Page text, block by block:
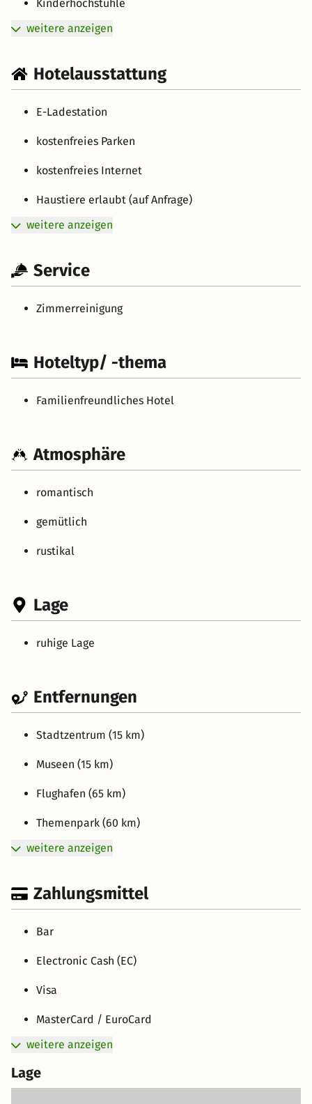
Kinderhochstühle
weitere anzeigen
Hotelausstattung
E-Ladestation
kostenfreies Parken
kostenfreies Internet
Haustiere erlaubt (auf Anfrage)
weitere anzeigen
Service
Zimmerreinigung
Hoteltyp/ -thema
Familienfreundliches Hotel
Atmosphäre
romantisch
gemütlich
rustikal
Lage
ruhige Lage
Entfernungen
Stadtzentrum (15 km)
Museen (15 km)
Flughafen (65 km)
Themenpark (60 km)
weitere anzeigen
Zahlungsmittel
Bar
Electronic Cash (EC)
Visa
MasterCard / EuroCard
weitere anzeigen
Lage